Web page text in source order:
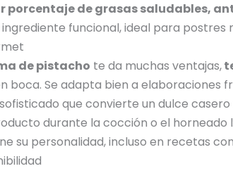
porcentaje de grasas saludables,
funcional, ideal para postres
de pistacho te da muchas ventajas,
boca. Se adapta bien a elaboraciones
que convierte un dulce
durante la cocción o el horneado
su personalidad, incluso en recetas